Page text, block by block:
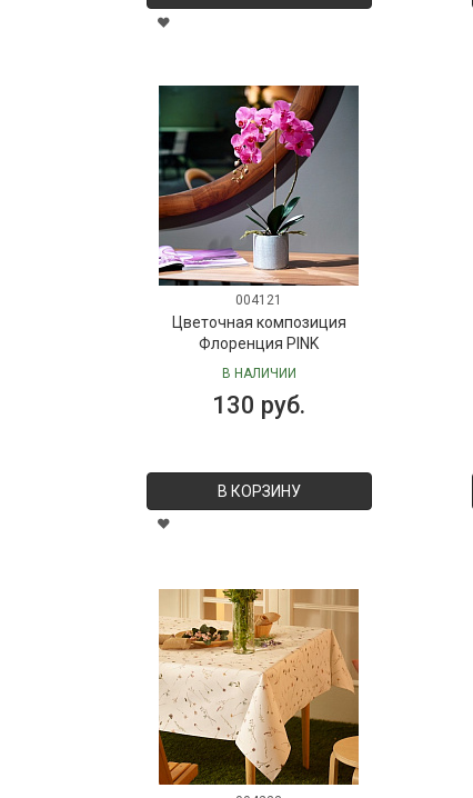
004121
Цветочная композиция
Флоренция PINK
В НАЛИЧИИ
130 руб.
В КОРЗИНУ